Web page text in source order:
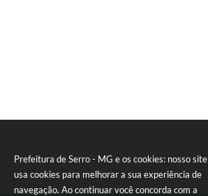
Prefeitura de Serro - MG e os cookies: nosso site
usa cookies para melhorar a sua experiência de
navegação. Ao continuar você concorda com a